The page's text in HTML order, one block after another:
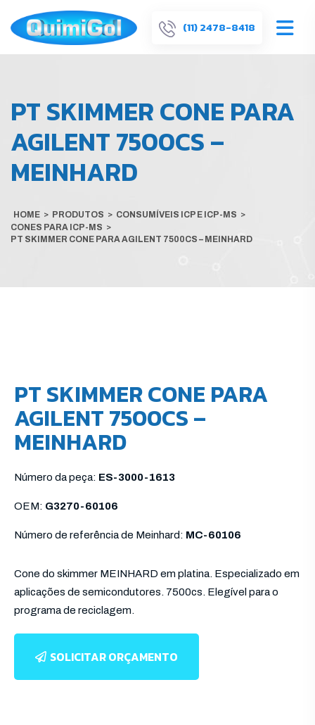
(11) 2478-8418
PT SKIMMER CONE PARA
AGILENT 7500CS –
MEINHARD
HOME > PRODUTOS > CONSUMÍVEIS ICP E ICP-MS >
CONES PARA ICP-MS >
PT SKIMMER CONE PARA AGILENT 7500CS – MEINHARD
PT SKIMMER CONE PARA
AGILENT 7500CS –
MEINHARD
Número da peça: ES-3000-1613
OEM: G3270-60106
Número de referência de Meinhard: MC-60106
Cone do skimmer MEINHARD em platina. Especializado em
aplicações de semicondutores. 7500cs. Elegível para o
programa de reciclagem.
SOLICITAR ORÇAMENTO